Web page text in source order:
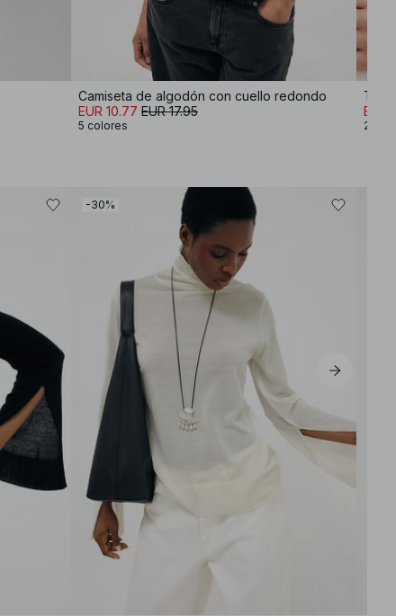
Camiseta de algodón con cuello redondo
EUR 10.77 EUR 17.95
5 colores
EUR
2
-30%